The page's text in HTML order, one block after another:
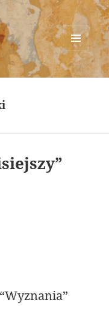
MENU
AND
WIDGETS